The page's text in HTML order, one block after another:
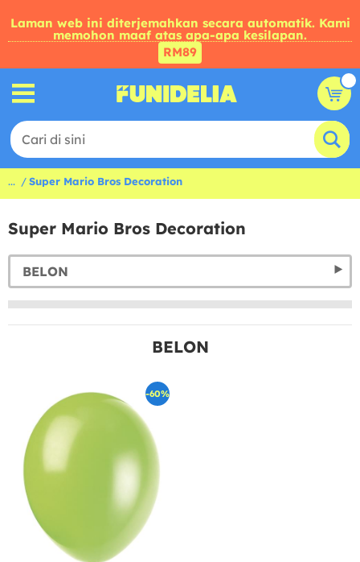
Laman web ini diterjemahkan secara automatik. Kami
memohon maaf atas apa-apa kesilapan.
RM89
... Super Mario Bros Decoration
Super Mario Bros Decoration
BELON
BELON
-60%